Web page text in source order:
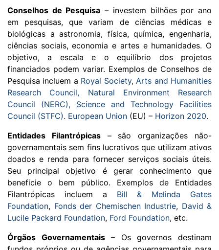
Conselhos de Pesquisa – investem bilhões por ano
em pesquisas, que variam de ciências médicas e
biológicas a astronomia, física, química, engenharia,
ciências sociais, economia e artes e humanidades. O
objetivo, a escala e o equilíbrio dos projetos
financiados podem variar. Exemplos de Conselhos de
Pesquisa incluem a Royal Society, Arts and Humanities
Research Council,
Natural Environment Research
Council (NERC),
Science and Technology Facilities
Council (STFC). European Union (EU) – Horizon 2020.
Entidades Filantrópicas– são organizações não-
governamentais sem fins lucrativos que utilizam ativos
doados e renda para fornecer serviços sociais úteis.
Seu principal objetivo é gerar conhecimento que
beneficie o bem público. Exemplos de Entidades
Filantrópicas incluem a Bill & Melinda Gates
Foundation, Fonds der Chemischen Industrie, David &
Lucile Packard Foundation, Ford Foundation, etc.
Órgãos Governamentais– Os governos destinam